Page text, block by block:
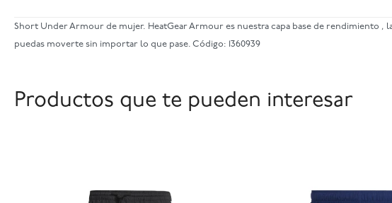
Short Under Armour de mujer. HeatGear Armour es nuestra capa base de rendimiento ,
puedas moverte sin importar lo que pase. Código: 1360939
Productos que te pueden interesar